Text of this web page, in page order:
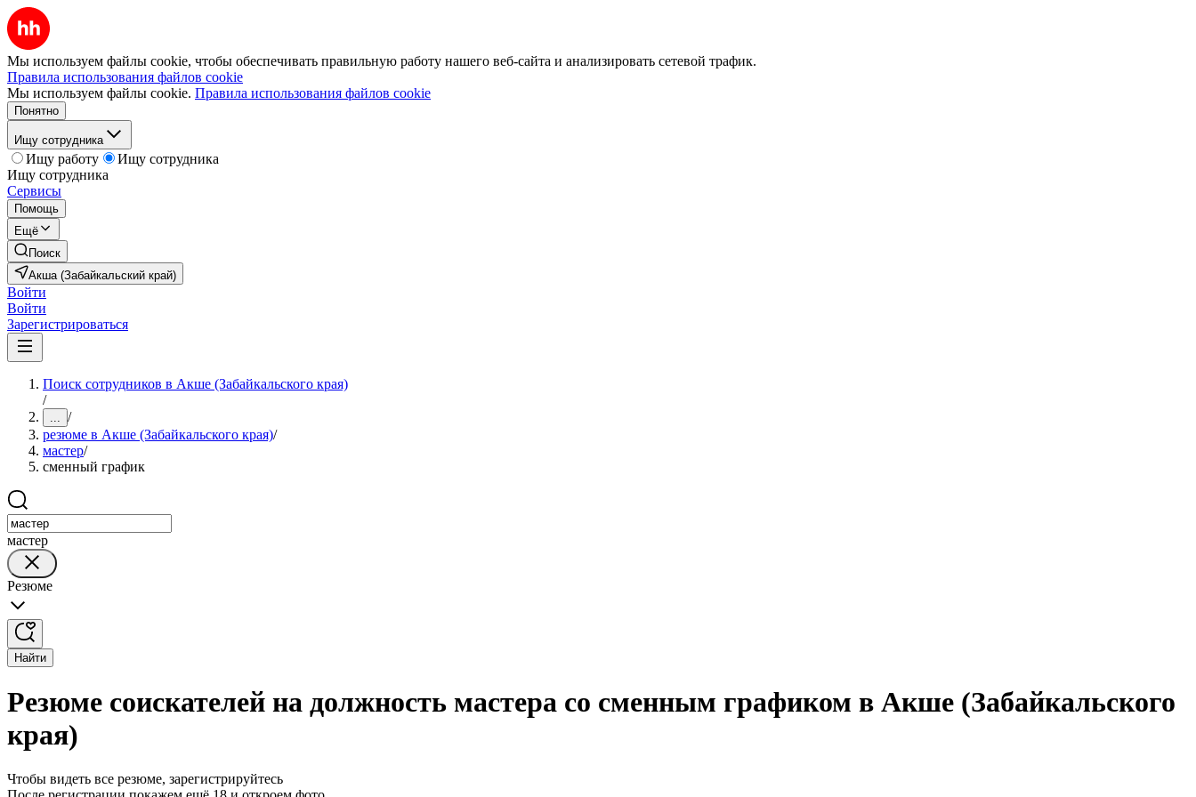
Мы используем файлы cookie, чтобы обеспечивать правильную работу нашего веб-сайта и анализировать сетевой трафик.
Правила использования файлов cookie
Мы используем файлы cookie. Правила использования файлов cookie
Понятно
Ищу сотрудника
Ищу работу
Ищу сотрудника
Ищу сотрудника
Сервисы
Помощь
Ещё
Поиск
Акша (Забайкальский край)
Войти
Войти
Зарегистрироваться
Поиск сотрудников в Акше (Забайкальского края)
/
... /
резюме в Акше (Забайкальского края)/
мастер/
сменный график
мастер
Резюме
Найти
Резюме соискателей на должность мастера со сменным графиком в Акше (Забайкальского
края)
Чтобы видеть все резюме, зарегистрируйтесь